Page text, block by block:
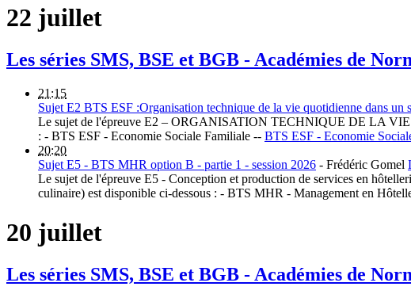
22 juillet
Les séries SMS, BSE et BGB - Académies de
21:15
Sujet E2 BTS ESF :Organisation technique de la vie quotidienne dans un
Le sujet de l'épreuve E2 – ORGANISATION TECHNIQUE DE LA
: - BTS ESF - Economie Sociale Familiale -- BTS ESF - Economie
20:20
Sujet E5 - BTS MHR option B - partie 1 - session 2026 - Frédéric Gomel
Le sujet de l'épreuve E5 - Conception et production de services en
culinaire) est disponible ci-dessous : - BTS MHR - Management en
20 juillet
Les séries SMS, BSE et BGB - Académies de